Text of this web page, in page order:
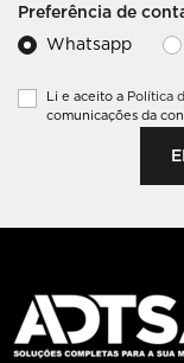
Preferência de
Whatsapp
Li e aceito a Política
comunicações da